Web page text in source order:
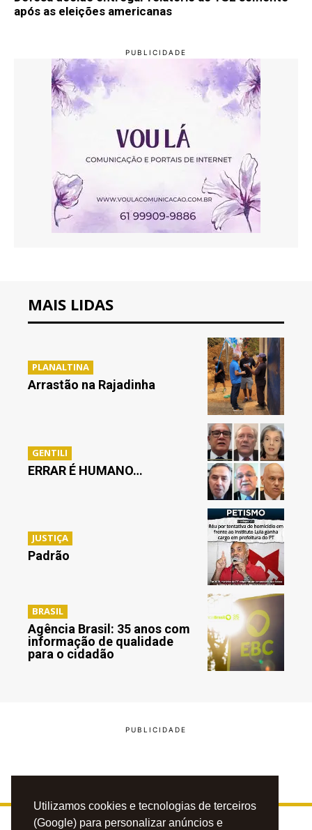
Utilizamos cookies e tecnologias de terceiros
(Google) para personalizar anúncios e
após as eleições americanas
MAIS LIDAS
PLANALTINA
Arrastão na Rajadinha
GENTILI
ERRAR É HUMANO…
JUSTIÇA
Padrão
BRASIL
Agência Brasil: 35 anos com
informação de qualidade
para o cidadão